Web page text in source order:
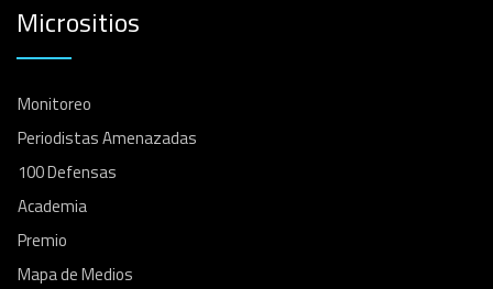
Micrositios
Monitoreo
Periodistas Amenazadas
100 Defensas
Academia
Premio
Mapa de Medios